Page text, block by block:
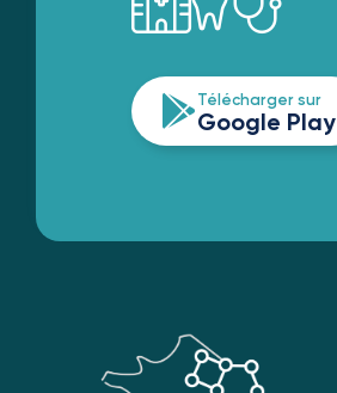
Télécharger sur
Google Play